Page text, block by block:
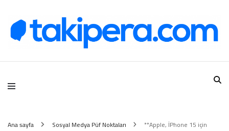
Takipera Dijital Hizmetler
Ana sayfa Sosyal Medya Püf Noktaları
**Apple, İPhone 15 için